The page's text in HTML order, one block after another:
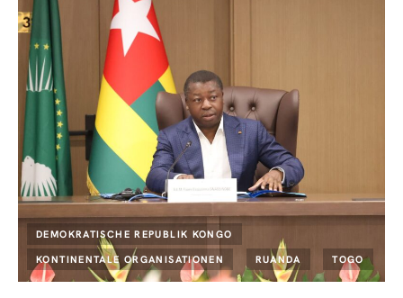
DEMOKRATISCHE REPUBLIK KONGO
KONTINENTALE ORGANISATIONEN
RUANDA TOGO